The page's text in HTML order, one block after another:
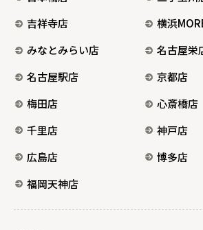
吉祥寺店
横浜
みなとみらい店
名古屋栄
名古屋駅店
京都店
梅田店
心斎橋店
千里店
神戸店
広島店
博多店
福岡天神店